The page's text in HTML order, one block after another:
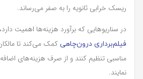
ریسک خرابی ثانویه را به صفر می‌رساند.
در سناریوهایی که برآورد هزینه‌ها اهمیت
فیلم‌برداری درون‌چاهی کمک می‌کند تا مالکان
مناسبی تنظیم کنند و از صرف هزینه‌های
نمایند.